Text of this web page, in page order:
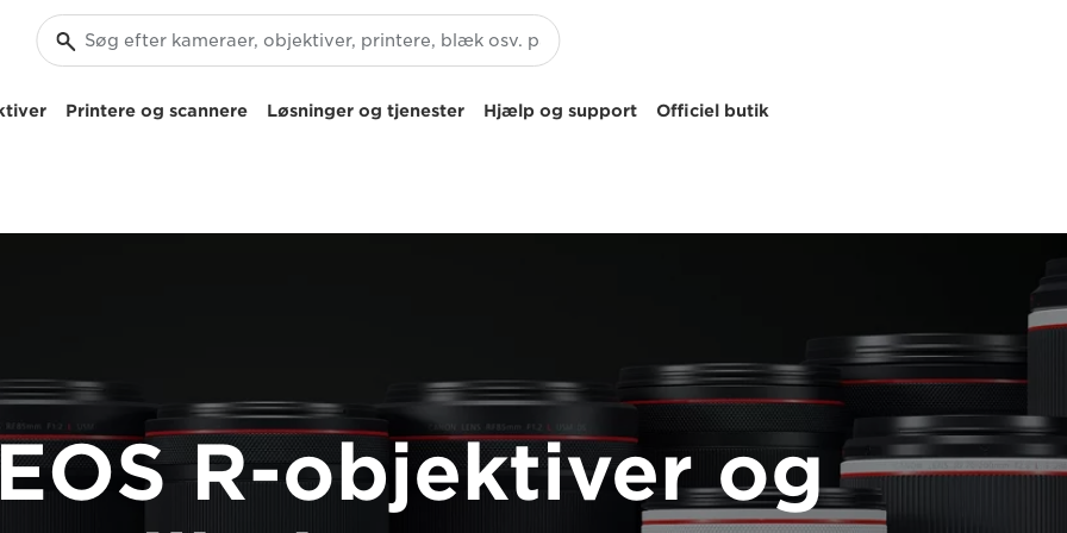
Printere og scannere Løsninger og tjenester Hjælp og support Officiel butik
R-objektiver og